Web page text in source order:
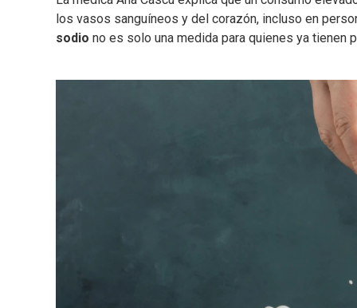
los vasos sanguíneos y del corazón, incluso en
sodio no es solo una medida para quienes ya tienen